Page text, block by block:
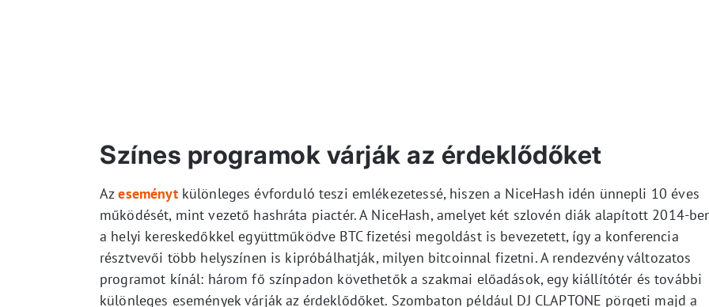
Színes programok várják az érdeklődőket
Azeseménytkülönleges évforduló teszi emlékezetessé, hiszen a NiceHash idén ünnepli 10 éves
működését, mint vezető hashráta piactér. A NiceHash, amelyet két szlovén diák alapított 2014-
a helyi kereskedőkkel együttműködve BTC fizetési megoldást is bevezetett, így a konferencia
résztvevői több helyszínen is kipróbálhatják, milyen bitcoinnal fizetni. A rendezvény változatos
programot kínál: három fő színpadon követhetők a szakmai előadások, egy kiállítótér és további
különleges események várják az érdeklődőket. Szombaton például DJ CLAPTONE pörgeti majd a